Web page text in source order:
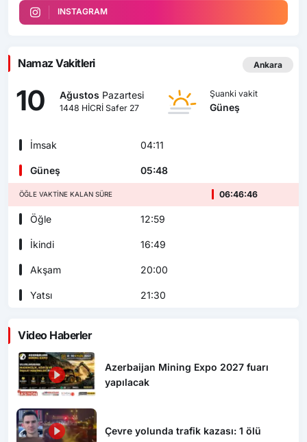
INSTAGRAM
Namaz Vakitleri Ankara
10 Ağustos Pazartesi
1448 HİCRİ Safer 27
Şuanki vakit
Güneş
İmsak 04:11
Güneş 05:48
ÖĞLE VAKTINE KALAN SÜRE 06:46:45
Öğle 12:59
İkindi 16:49
Akşam 20:00
Yatsı 21:30
Video Haberler
Azerbaijan Mining Expo 2027 fuarı
yapılacak
Çevre yolunda trafik kazası: 1 ölü